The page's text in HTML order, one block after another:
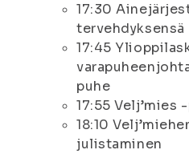
17:30
tervehdyksensä
17:45
puhe
17:55 Velj’mies
18:10
julistaminen